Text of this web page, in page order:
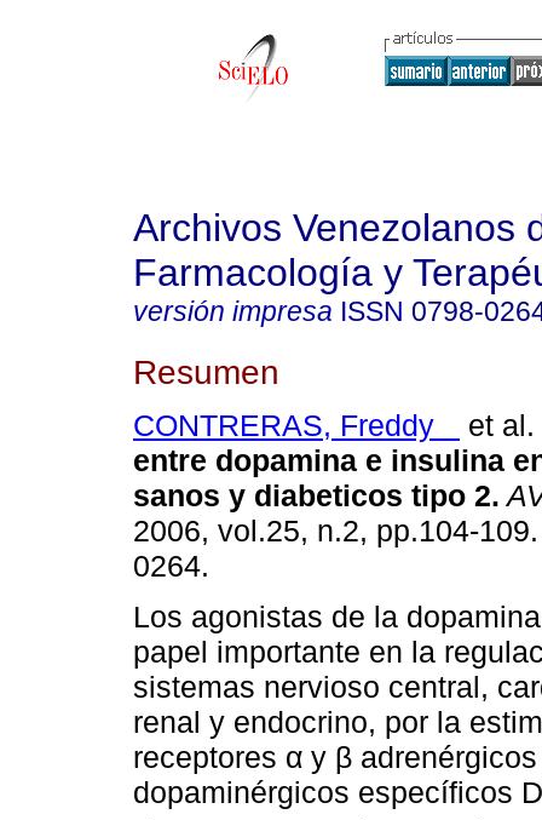
Archivos Venezolanos
Farmacología y
versión impresa ISSN 0798-
Resumen
CONTRERAS, Freddy
et al.
entre dopamina e insulina
sanos y diabeticos tipo 2.
2006, vol.25, n.2, pp.104-
0264.
Los agonistas de la
papel importante en la
sistemas nervioso central,
renal y endocrino, por la
receptores α y β
dopaminérgicos específicos